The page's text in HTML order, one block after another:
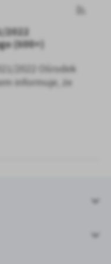
2022
(500+)
2022 Ośrodek
informuje, że